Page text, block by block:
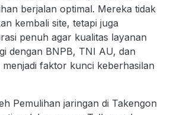
berjalan optimal. Mereka tidak
kembali site, tetapi juga
penuh agar kualitas layanan
dengan BNPB, TNI AU, dan
faktor kunci keberhasilan
Pemulihan jaringan di Takengon